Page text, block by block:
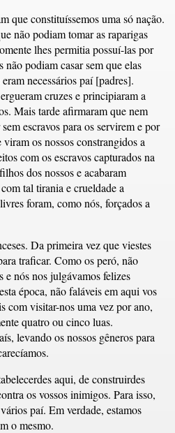
que constituíssemos uma só nação.
não podiam tomar as raparigas
lhes permitia possuí-las por
não podiam casar sem que elas
necessários paí [padres].
cruzes e principiaram a
Mais tarde afirmaram que nem
escravos para os servirem e por
os nossos constrangidos a
com os escravos capturados na
dos nossos e acabaram
tal tirania e crueldade a
foram, como nós, forçados a
Da primeira vez que viestes
traficar. Como os peró, não
e nós nos julgávamos felizes
época, não faláveis em aqui vos
com visitar-nos uma vez por ano,
quatro ou cinco luas.
levando os nossos gêneros para
aqui, de construirdes
os vossos inimigos. Para isso,
paí. Em verdade, estamos
o mesmo.